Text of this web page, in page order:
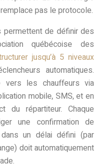
pas le protocole.
permettent de définir des
québécoise des
jusqu’à 5 niveaux
automatiques.
vers les chauffeurs via
mobile, SMS, et en
du répartiteur. Chaque
une confirmation de
un délai défini (par
doit automatiquement